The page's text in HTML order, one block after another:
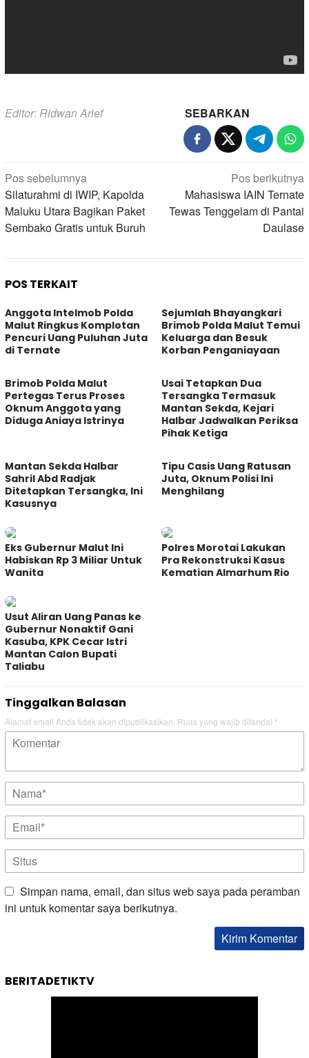
Editor: Ridwan Arief SEBARKAN
Navigasi
pos
Pos sebelumnya
Silaturahmi di IWIP, Kapolda
Maluku Utara Bagikan Paket
Sembako Gratis untuk Buruh
Pos berikutnya
Mahasiswa IAIN Ternate
Tewas Tenggelam di Pantai
Daulase
POS TERKAIT
Anggota Intelmob Polda
Malut Ringkus Komplotan
Pencuri Uang Puluhan Juta
di Ternate
Sejumlah Bhayangkari
Brimob Polda Malut Temui
Keluarga dan Besuk
Korban Penganiayaan
Brimob Polda Malut
Pertegas Terus Proses
Oknum Anggota yang
Diduga Aniaya Istrinya
Usai Tetapkan Dua
Tersangka Termasuk
Mantan Sekda, Kejari
Halbar Jadwalkan Periksa
Pihak Ketiga
Mantan Sekda Halbar
Sahril Abd Radjak
Ditetapkan Tersangka, Ini
Kasusnya
Tipu Casis Uang Ratusan
Juta, Oknum Polisi Ini
Menghilang
Eks Gubernur Malut Ini
Habiskan Rp 3 Miliar Untuk
Wanita
Polres Morotai Lakukan
Pra Rekonstruksi Kasus
Kematian Almarhum Rio
Usut Aliran Uang Panas ke
Gubernur Nonaktif Gani
Kasuba, KPK Cecar Istri
Mantan Calon Bupati
Taliabu
Tinggalkan Balasan
Alamat email Anda tidak akan dipublikasikan. Ruas yang wajib ditandai *
Simpan nama, email, dan situs web saya pada peramban
ini untuk komentar saya berikutnya.
BERITADETIKTV